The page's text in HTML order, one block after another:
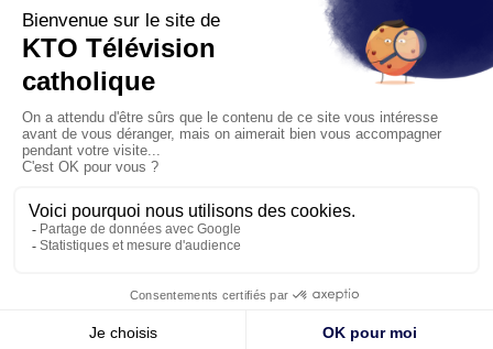
La visite pastorale du pape Léon
XIV à Assise à suivre sur KTO le
jeudi 6 août
Le pape en Uruguay, Argentine et
Pérou du 6 au 17 novembre 2026